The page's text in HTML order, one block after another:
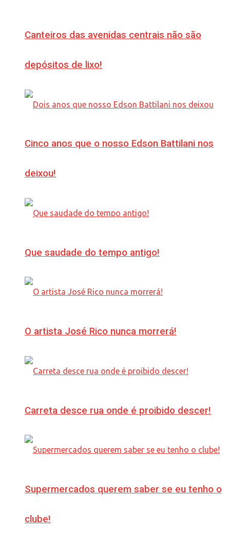
Canteiros das avenidas centrais não são
depósitos de lixo!
Cinco anos que o nosso Edson Battilani nos
deixou!
Que saudade do tempo antigo!
O artista José Rico nunca morrerá!
Carreta desce rua onde é proibido descer!
Supermercados querem saber se eu tenho o
clube!